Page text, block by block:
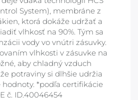
System), membráne z
ktorá dokáže udržať a
vlhkosť na 90%. Tým sa
vody vo vnútri zásuvky.
vlhkosti v zásuvke na
aby chladný vzduch
potraviny si dlhšie udržia
hodnoty. *podľa certifikácie
č. ID.40046454